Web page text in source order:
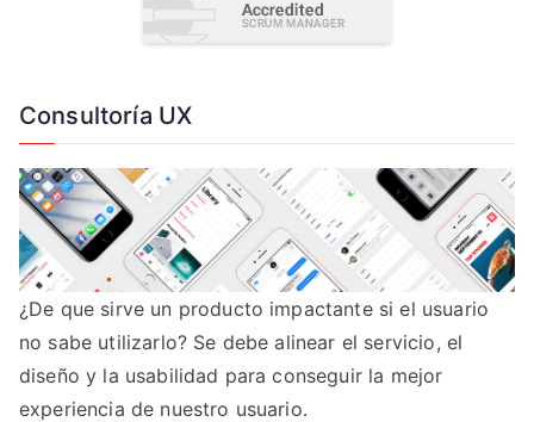
Consultoría UX
¿De que sirve un producto impactante si el usuario
no sabe utilizarlo? Se debe alinear el servicio, el
diseño y la usabilidad para conseguir la mejor
experiencia de nuestro usuario.